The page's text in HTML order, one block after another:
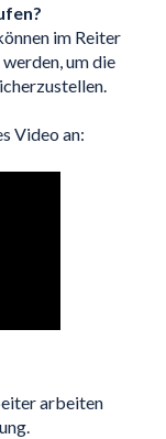
im Reiter
um die
Video an:
arbeiten